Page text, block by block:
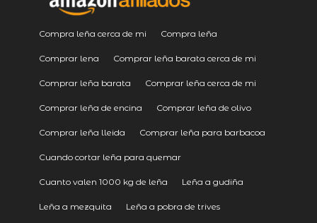
Compra leña cerca de mi Compra leña
Comprar lena Comprar leña barata cerca de mi
Comprar leña barata Comprar leña cerca de mi
Comprar leña de encina Comprar leña de olivo
Comprar leña lleida Comprar leña para barbacoa
Cuando cortar leña para quemar
Cuanto valen 1000 kg de leña Leña a gudiña
Leña a mezquita Leña a pobra de trives